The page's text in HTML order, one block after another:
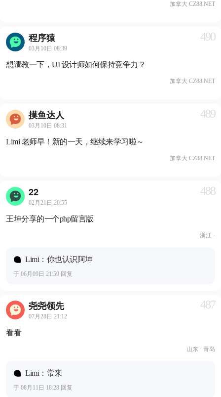
加拿大 CZ88.NET
程序猿
03月10日 08:39
490
想请教一下，UI 设计师如何保持竞争力？
加拿大 CZ88.NET
摸鱼达人
03月10日 08:31
489
Limi 老师早！新的一天，继续来学习啦～
加拿大 CZ88.NET
22
02月21日 20:55
488
王坤分享的一个php留言版
浙江 ·
Limi：你也认识阿坤
于 06月09日 21:59 回复
尧尧领先
07月28日 21:12
487
看看
山东 · 青岛
Limi：常来
于 08月11日 18:28 回复